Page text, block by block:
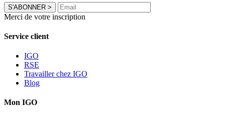
S'ABONNER >
Merci de votre inscription
Service client
IGO
RSE
Travailler chez IGO
Blog
Mon IGO